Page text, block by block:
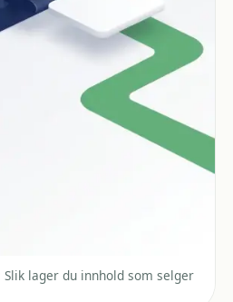
lager du innhold som selger